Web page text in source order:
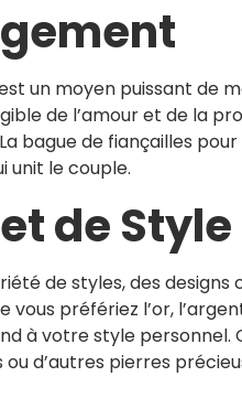
un moyen puissant de
de l’amour et de la
bague de fiançailles
unit le couple.
de Style
de styles, des designs
préfériez l’or,
à votre style personnel.
d’autres pierres